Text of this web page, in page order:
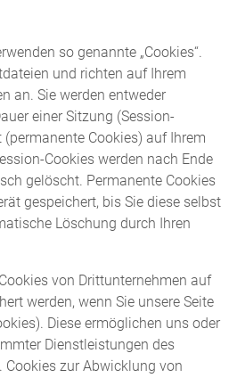
so genannte „Cookies“.
und richten auf Ihrem
an. Sie werden entweder
einer Sitzung (Session-
Cookies) auf Ihrem
Cookies werden nach Ende
gelöscht. Permanente Cookies
gespeichert, bis Sie diese selbst
Löschung durch Ihren
von Drittunternehmen auf
werden, wenn Sie unsere Seite
Diese ermöglichen uns oder
Dienstleistungen des
Cookies zur Abwicklung von